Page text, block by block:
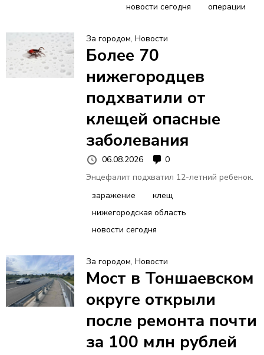
Ю
новости сегодня
операции
За городом, Новости
Более 70
нижегородцев
подхватили от
клещей опасные
заболевания
06.08.2026
0
Энцефалит подхватил 12-летний ребенок.
заражение
клещ
нижегородская область
новости сегодня
За городом, Новости
Мост в Тоншаевском
округе открыли
после ремонта почти
за 100 млн рублей